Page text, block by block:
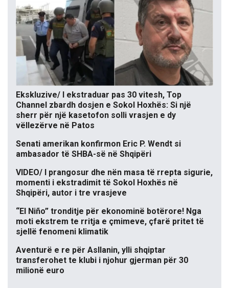
Ekskluzive/ I ekstraduar pas 30 vitesh, Top
Channel zbardh dosjen e Sokol Hoxhës: Si një
sherr për një kasetofon solli vrasjen e dy
vëllezërve në Patos
Senati amerikan konfirmon Eric P. Wendt si
ambasador të SHBA-së në Shqipëri
VIDEO/ I prangosur dhe nën masa të rrepta sigurie,
momenti i ekstradimit të Sokol Hoxhës në
Shqipëri, autor i tre vrasjeve
“El Niño” tronditje për ekonominë botërore! Nga
moti ekstrem te rritja e çmimeve, çfarë pritet të
sjellë fenomeni klimatik
Aventurë e re për Asllanin, ylli shqiptar
transferohet te klubi i njohur gjerman për 30
milionë euro